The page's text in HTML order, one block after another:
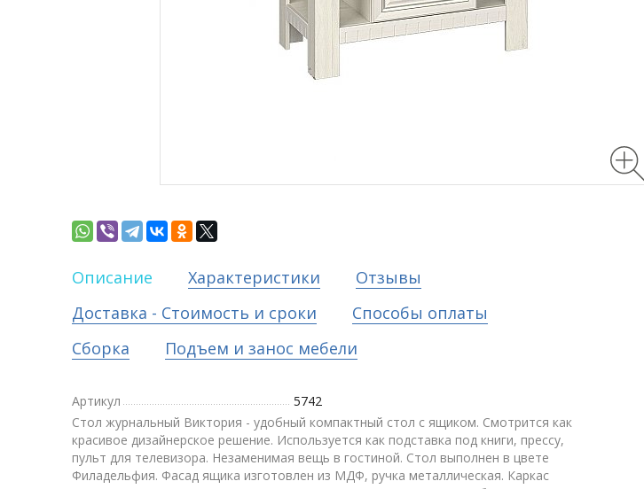
Описание Характеристики
Отзывы
Доставка - Стоимость и сроки
Способы оплаты
Сборка
Подъем и занос мебели
Артикул
5742
Стол журнальный Виктория - удобный компактный стол с ящиком. Смотрится как
красивое дизайнерское решение. Используется как подставка под книги, прессу,
пульт для телевизора. Незаменимая вещь в гостиной. Стол выполнен в цвете
Филадельфия. Фасад ящика изготовлен из МДФ, ручка металлическая. Каркас